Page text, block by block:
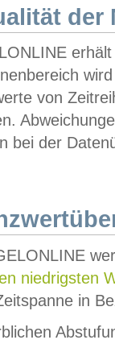
der
von
bei der
niedrigsten
in